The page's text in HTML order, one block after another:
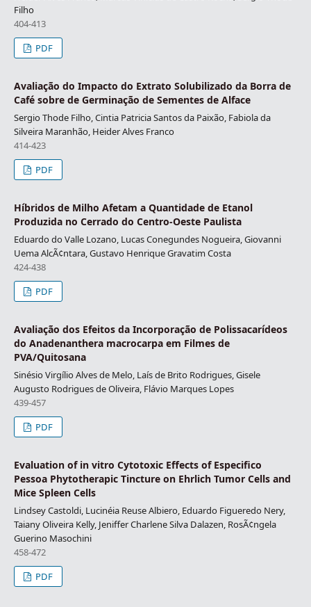
Filho
404-413
PDF
Avaliação do Impacto do Extrato Solubilizado da Borra de
Café sobre de Germinação de Sementes de Alface
Sergio Thode Filho, Cintia Patricia Santos da Paixão, Fabiola da
Silveira Maranhão, Heider Alves Franco
414-423
PDF
Híbridos de Milho Afetam a Quantidade de Etanol
Produzida no Cerrado do Centro-Oeste Paulista
Eduardo do Valle Lozano, Lucas Conegundes Nogueira, Giovanni
Uema AlcÃ¢ntara, Gustavo Henrique Gravatim Costa
424-438
PDF
Avaliação dos Efeitos da Incorporação de Polissacarídeos
do Anadenanthera macrocarpa em Filmes de
PVA/Quitosana
Sinésio Virgílio Alves de Melo, Laís de Brito Rodrigues, Gisele
Augusto Rodrigues de Oliveira, Flávio Marques Lopes
439-457
PDF
Evaluation of in vitro Cytotoxic Effects of Especifico
Pessoa Phytotherapic Tincture on Ehrlich Tumor Cells and
Mice Spleen Cells
Lindsey Castoldi, Lucinéia Reuse Albiero, Eduardo Figueredo Nery,
Taiany Oliveira Kelly, Jeniffer Charlene Silva Dalazen, RosÃ¢ngela
Guerino Masochini
458-472
PDF